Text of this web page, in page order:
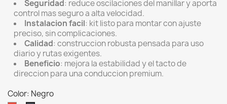
Seguridad: reduce oscilaciones del manillar y aporta
control mas seguro a alta velocidad.
Instalacion facil: kit listo para montar con ajuste
preciso, sin complicaciones.
Calidad: construccion robusta pensada para uso
diario y rutas exigentes.
Beneficio: mejora la estabilidad y el tacto de
direccion para una conduccion premium.
Color: Negro